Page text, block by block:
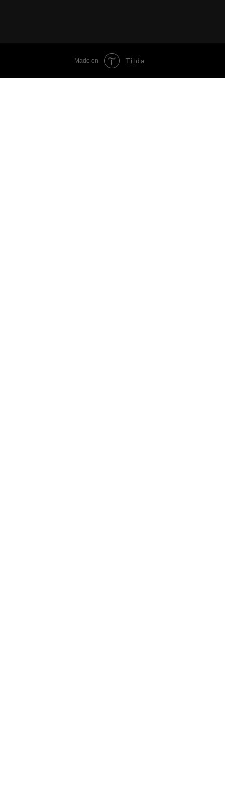
Made on Tilda